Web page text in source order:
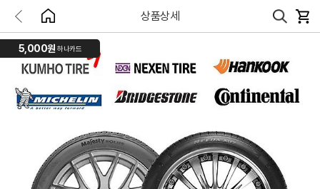
상품상세
5,000원 하나카드